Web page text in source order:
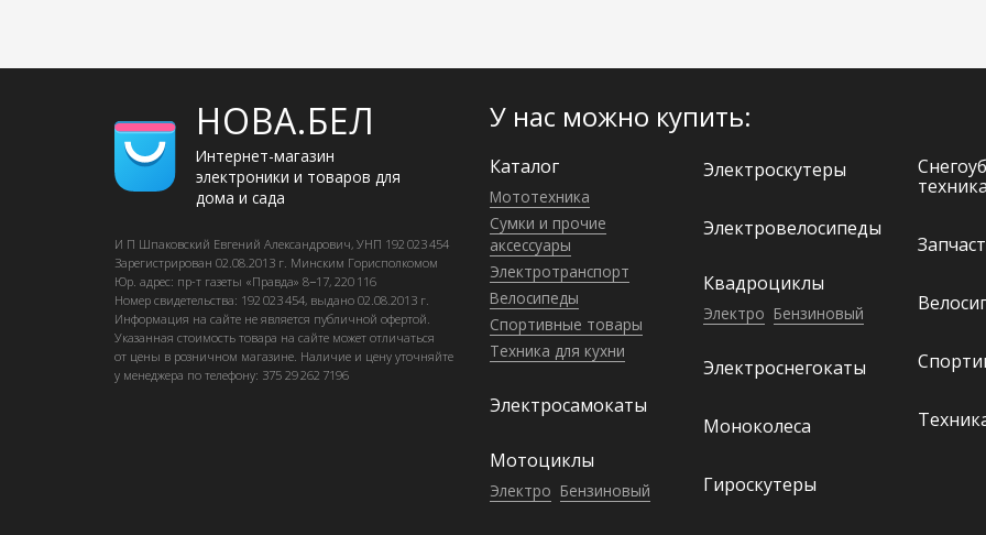
НОВА.БЕЛ
Интернет-магазин
электроники и товаров для
дома и сада
И П Шпаковский Евгений Александрович, УНП 192 023 454
Зарегистрирован 02.08.2013 г. Минским Горисполкомом
Юр. адрес: пр-т газеты «Правда» 8−17, 220 116
Номер свидетельства: 192 023 454, выдано 02.08.2013 г.
Информация на сайте не является публичной офертой.
Указанная стоимость товара на сайте может отличаться
от цены в розничном магазине. Наличие и цену уточняйте
у менеджера по телефону: 375 29 262 7196
У нас можно купить:
Каталог
Мототехника
Сумки и прочие
аксессуары
Электро­транспорт
Велосипеды
Спортивные товары
Техника для кухни
Электро­самокаты
Мотоциклы
Электро Бензиновый
Электро­скутеры
Электро­велосипеды
Квадроциклы
Электро Бензиновый
Электроснегокаты
Моноколеса
Гироскутеры
техника